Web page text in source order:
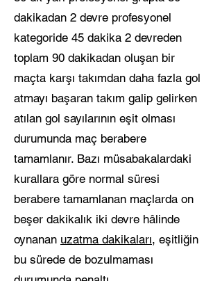
dakikadan 2 devre profesyonel
kategoride 45 dakika 2 devreden
toplam 90 dakikadan oluşan bir
maçta karşı takımdan daha fazla gol
atmayı başaran takım galip gelirken
atılan gol sayılarının eşit olması
durumunda maç berabere
tamamlanır. Bazı müsabakalardaki
kurallara göre normal süresi
berabere tamamlanan maçlarda on
beşer dakikalık iki devre hâlinde
oynanan uzatma dakikaları, eşitliğin
bu sürede de bozulmaması